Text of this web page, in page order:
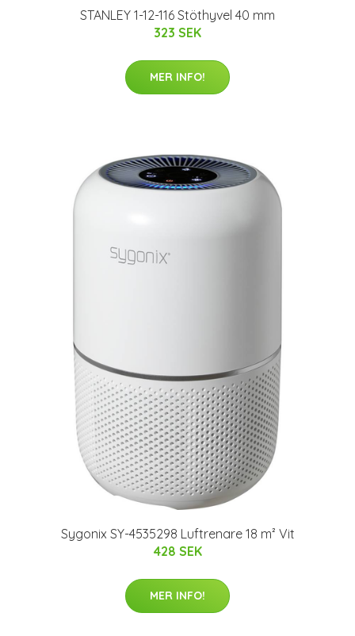
STANLEY 1-12-116 Stöthyvel 40 mm
323 SEK
MER INFO!
Sygonix SY-4535298 Luftrenare 18 m² Vit
428 SEK
MER INFO!